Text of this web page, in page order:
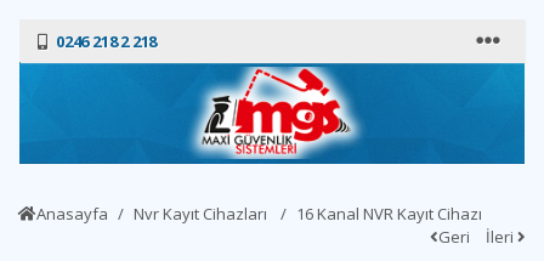
0246 218 2 218
Anasayfa Nvr Kayıt Cihazları
16 Kanal NVR Kayıt Cihazı
Geri
İleri